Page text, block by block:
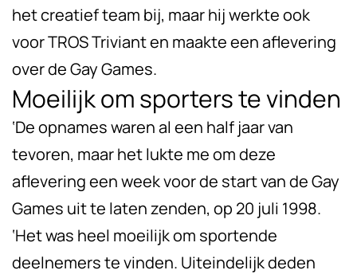
het creatief team bij, maar hij werkte ook
voor TROS Triviant en maakte een aflevering
over de Gay Games.
Moeilijk om sporters te vinden
‘De opnames waren al een half jaar van
tevoren, maar het lukte me om deze
aflevering een week voor de start van de Gay
Games uit te laten zenden, op 20 juli 1998.
‘Het was heel moeilijk om sportende
deelnemers te vinden. Uiteindelijk deden